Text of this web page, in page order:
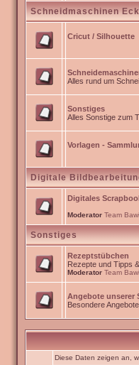
Schneidmaschinen
Cricut / Silhouette
Alles rund um
Sonstiges
Alles Sonstige zum
Vorlagen -
Digitale
Digitales
Moderator Team
Sonstiges
Rezeptstübchen
Rezepte und Tipps
Moderator Team
Angebote unserer
Besondere
Diese Daten zeigen an,